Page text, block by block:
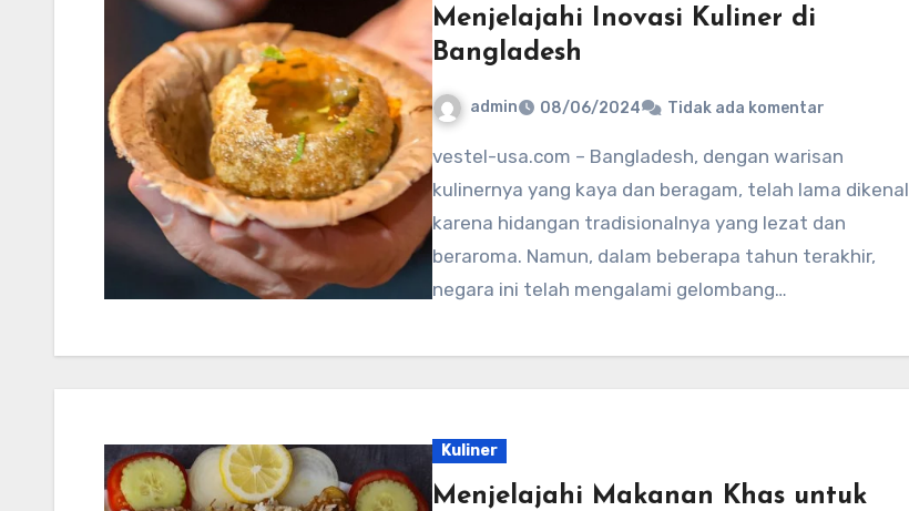
Menjelajahi Inovasi Kuliner di
Bangladesh
admin 08/06/2024 Tidak ada komentar
vestel-usa.com – Bangladesh, dengan warisan
kulinernya yang kaya dan beragam, telah lama dikenal
karena hidangan tradisionalnya yang lezat dan
beraroma. Namun, dalam beberapa tahun terakhir,
negara ini telah mengalami gelombang…
Kuliner
Menjelajahi Makanan Khas untuk